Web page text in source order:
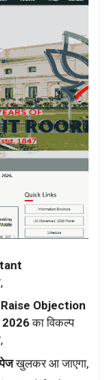
Objection
2026का विकल्प
खुलकर आ जाएगा,